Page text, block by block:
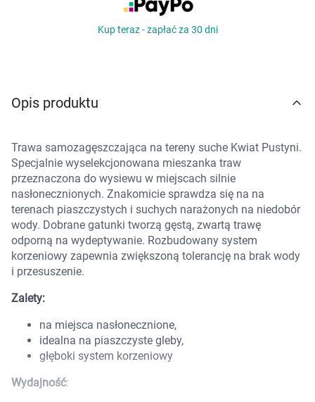
Marki
Kup teraz - zapłać za 30 dni
Opis produktu
Trawa samozagęszczająca na tereny suche Kwiat Pustyni.
Specjalnie wyselekcjonowana mieszanka traw
przeznaczona do wysiewu w miejscach silnie
nasłonecznionych. Znakomicie sprawdza się na na
terenach piaszczystych i suchych narażonych na niedobór
wody. Dobrane gatunki tworzą gęstą, zwartą trawę
odporną na wydeptywanie. Rozbudowany system
korzeniowy zapewnia zwiększoną tolerancję na brak wody
i przesuszenie.
Zalety:
na miejsca nasłonecznione,
idealna na piaszczyste gleby,
głęboki system korzeniowy
Wydajność: